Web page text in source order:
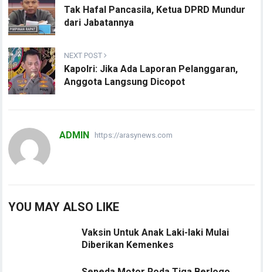
Tak Hafal Pancasila, Ketua DPRD Mundur
dari Jabatannya
NEXT POST
Kapolri: Jika Ada Laporan Pelanggaran,
Anggota Langsung Dicopot
ADMIN https://arasynews.com
YOU MAY ALSO LIKE
Vaksin Untuk Anak Laki-laki Mulai
Diberikan Kemenkes